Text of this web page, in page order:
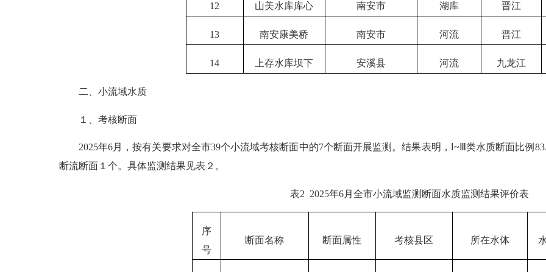
12 山美水库库心 南安市 湖库 晋江
13 南安康美桥 南安市 河流 晋江
14 上存水库坝下 安溪县 河流 九龙江
二、 小流域水质
１、考核断面
2025年6月 ，按有关要求对全市39个小流域考核断面中的7个断面开展监测。结果表明 ， ~Ⅲ类水质断面比例
断流断面１个。 具体监测结果见表 ２ 。
表2 2025年6月全市小流域监测断面水质监测结果评价表
序
号
断面名称 断面属性 考核县区 所在水体